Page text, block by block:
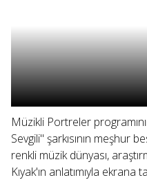
Müzikli Portreler
Sevgili" şarkısının meşhur
renkli müzik dünyası,
Kıyak'ın anlatımıyla ekrana